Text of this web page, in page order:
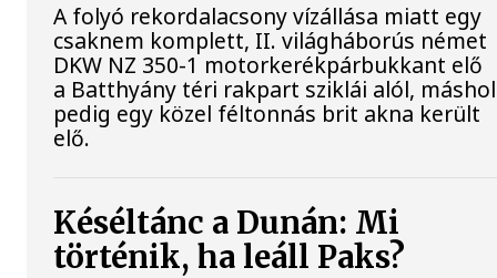
A folyó rekordalacsony vízállása miatt egy
csaknem komplett, II. világháborús német
DKW NZ 350-1 motorkerékpárbukkant elő
a Batthyány téri rakpart sziklái alól, máshol
pedig egy közel féltonnás brit akna került
elő.
Késéltánc a Dunán: Mi
történik, ha leáll Paks?